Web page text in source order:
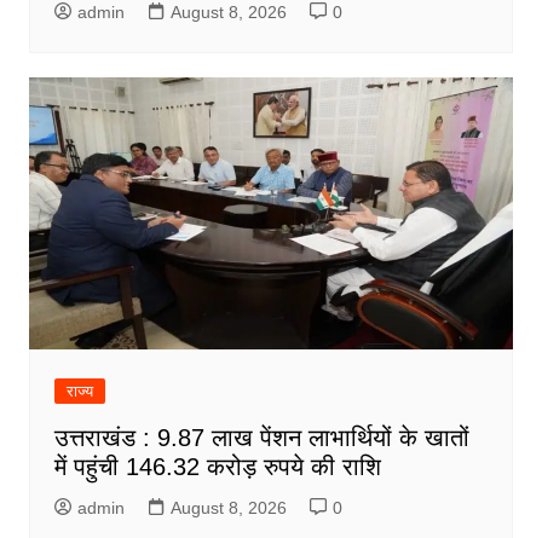
admin August 8, 2026 0
राज्य
उत्तराखंड : 9.87 लाख पेंशन लाभार्थियों के खातों
में पहुंची 146.32 करोड़ रुपये की राशि
admin August 8, 2026 0